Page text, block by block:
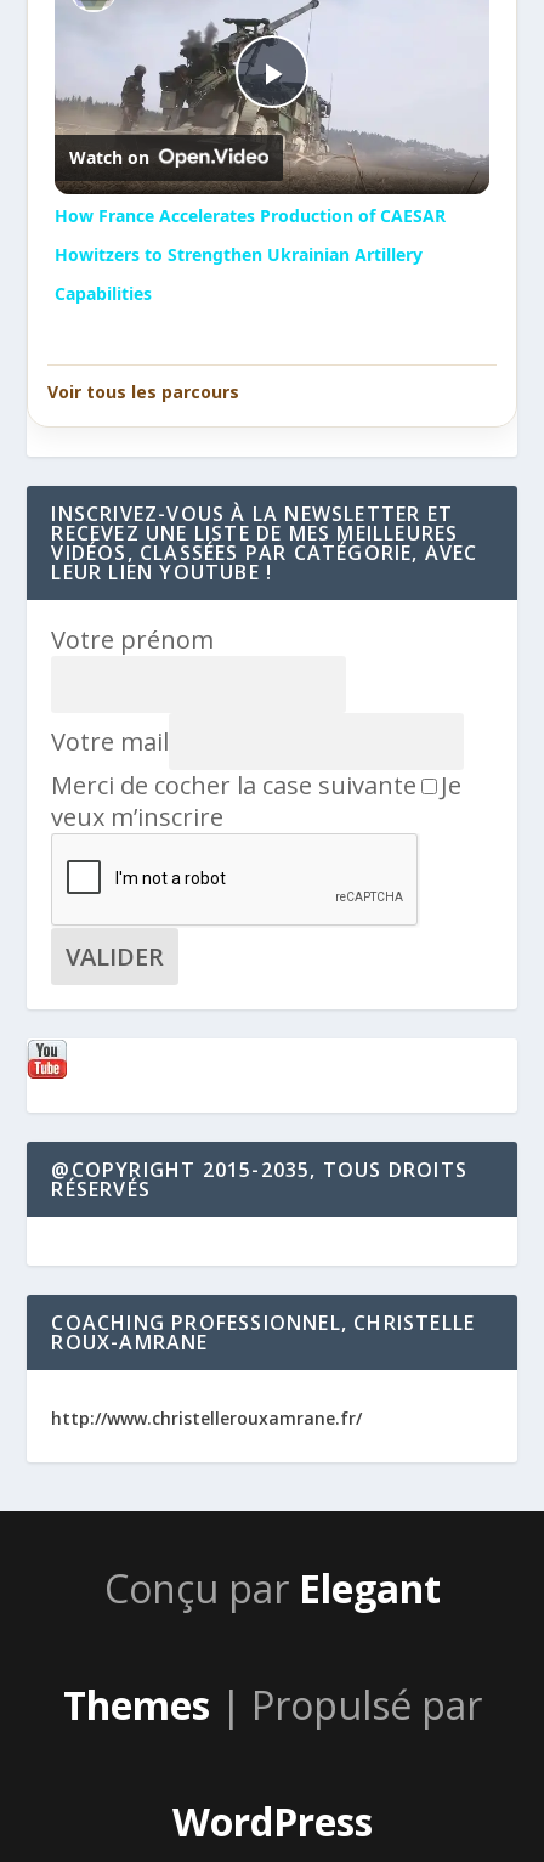
Play
Video
Watch on
How France Accelerates Production of CAESAR
Howitzers to Strengthen Ukrainian Artillery
Capabilities
Voir tous les parcours
INSCRIVEZ-VOUS À LA NEWSLETTER ET
RECEVEZ UNE LISTE DE MES MEILLEURES
VIDÉOS, CLASSÉES PAR CATÉGORIE, AVEC
LEUR LIEN YOUTUBE !
Votre prénom
Votre mail
Merci de cocher la case suivante
Je
veux m’inscrire
@COPYRIGHT 2015-2035, TOUS DROITS
RÉSERVÉS
COACHING PROFESSIONNEL, CHRISTELLE
ROUX-AMRANE
http://www.christellerouxamrane.fr/
Conçu par Elegant
Themes | Propulsé par
WordPress